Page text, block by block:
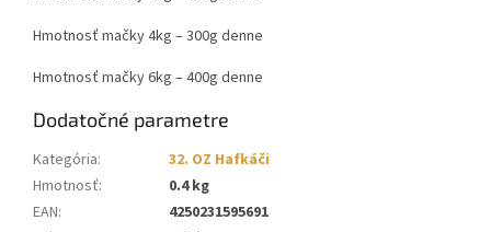
Hmotnosť mačky 4kg – 300g denne
Hmotnosť mačky 6kg – 400g denne
Dodatočné parametre
Kategória:
32. OZ Hafkáči
Hmotnosť:
0.4 kg
EAN:
4250231595691